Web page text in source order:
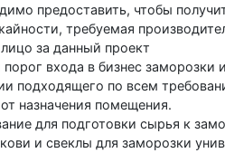
предоставить, чтобы
требуемая
за данный проект
входа в бизнес заморозки
подходящего по всем
назначения помещения.
для подготовки сырья к
и свеклы для заморозки